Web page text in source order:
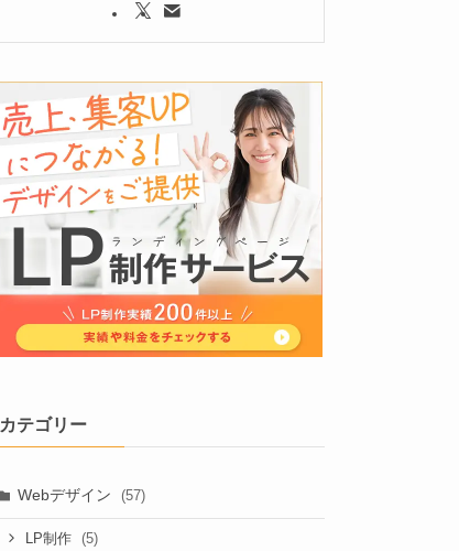
カテゴリー
Webデザイン (57)
LP制作 (5)